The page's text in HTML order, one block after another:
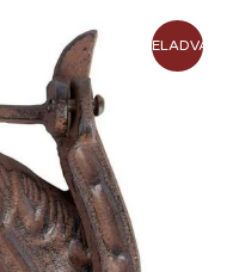
ELADVA